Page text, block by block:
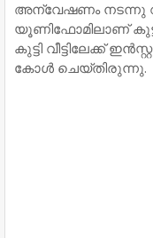
അന്വേഷണം നടന്നു
യൂണിഫോമിലാണ്
കുട്ടി വീട്ടിലേക്ക്
കോൾ ചെയ്തിരുന്നു.